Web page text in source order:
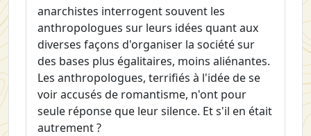
anarchistes interrogent souvent les
anthropologues sur leurs idées quant aux
diverses façons d'organiser la société sur
des bases plus égalitaires, moins aliénantes.
Les anthropologues, terrifiés à l'idée de se
voir accusés de romantisme, n'ont pour
seule réponse que leur silence. Et s'il en était
autrement ?